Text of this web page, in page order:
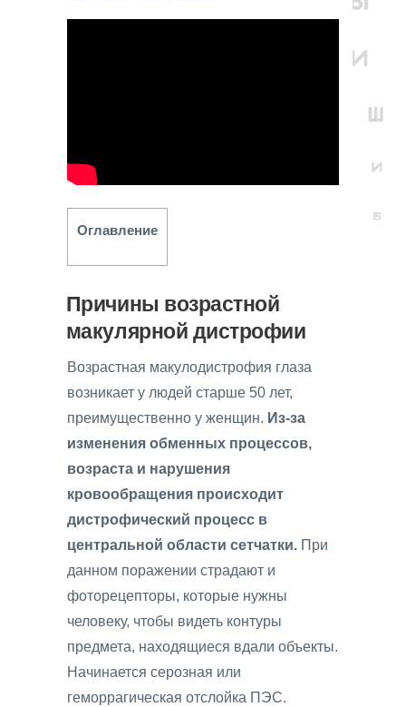
Оглавление
Причины возрастной
макулярной дистрофии
Возрастная макулодистрофия глаза
возникает у людей старше 50 лет,
преимущественно у женщин. Из-за
изменения обменных процессов,
возраста и нарушения
кровообращения происходит
дистрофический процесс в
центральной области сетчатки. При
данном поражении страдают и
фоторецепторы, которые нужны
человеку, чтобы видеть контуры
предмета, находящиеся вдали объекты.
Начинается серозная или
геморрагическая отслойка ПЭС.